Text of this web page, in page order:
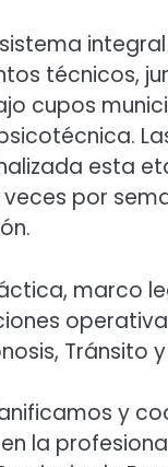
técnicos,
cupos
esta
por
marco
Tránsito
y
la